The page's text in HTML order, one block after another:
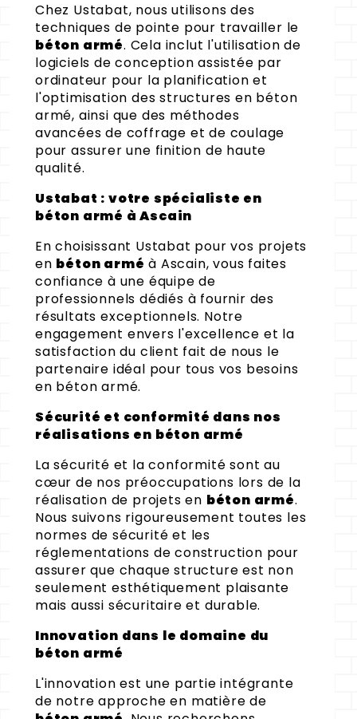
Chez Ustabat, nous utilisons des
techniques de pointe pour travailler le
béton armé. Cela inclut l'utilisation de
logiciels de conception assistée par
ordinateur pour la planification et
l'optimisation des structures en béton
armé, ainsi que des méthodes
avancées de coffrage et de coulage
pour assurer une finition de haute
qualité.
Ustabat : votre spécialiste en
béton armé à Ascain
En choisissant Ustabat pour vos projets
en béton armé à Ascain, vous faites
confiance à une équipe de
professionnels dédiés à fournir des
résultats exceptionnels. Notre
engagement envers l'excellence et la
satisfaction du client fait de nous le
partenaire idéal pour tous vos besoins
en béton armé.
Sécurité et conformité dans nos
réalisations en béton armé
La sécurité et la conformité sont au
cœur de nos préoccupations lors de la
réalisation de projets en béton armé.
Nous suivons rigoureusement toutes les
normes de sécurité et les
réglementations de construction pour
assurer que chaque structure est non
seulement esthétiquement plaisante
mais aussi sécuritaire et durable.
Innovation dans le domaine du
béton armé
L'innovation est une partie intégrante
de notre approche en matière de